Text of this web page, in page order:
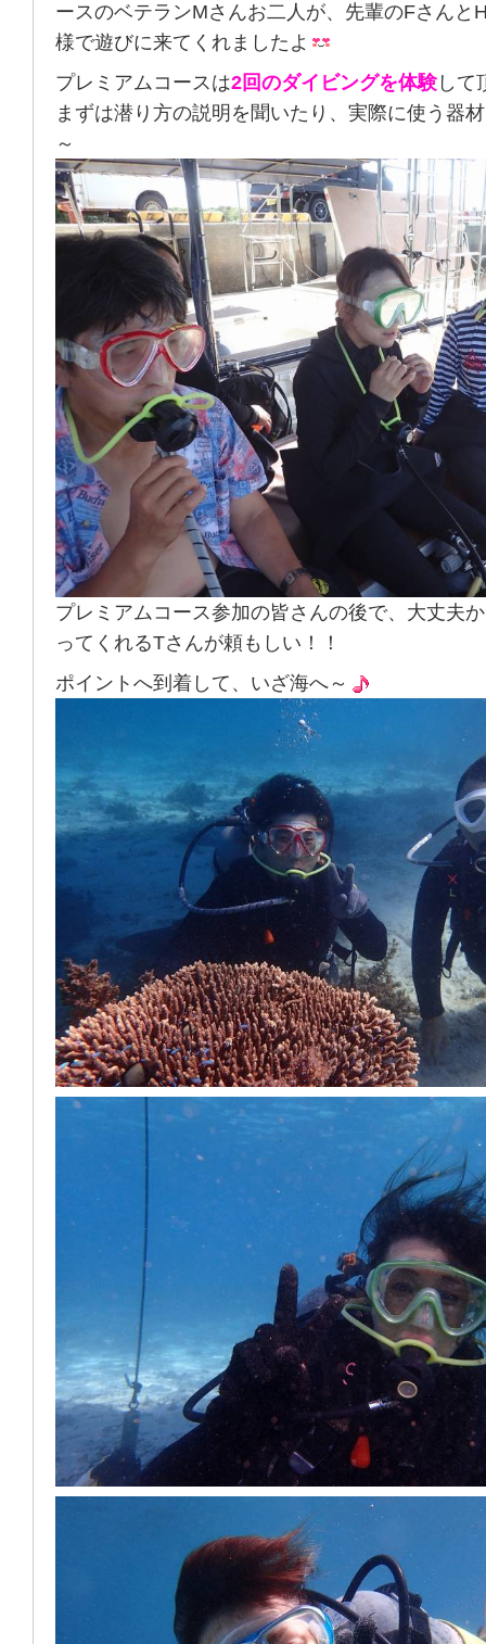
ースのベテランMさんお二人が、先輩のFさんと
様で遊びに来てくれましたよ
プレミアムコースは2回のダイビングを体験 して
まずは潜り方の説明を聞いたり、実際に使う器
～
プレミアムコース参加の皆さんの後で、大丈夫
ってくれるTさんが頼もしい！！
ポイントへ到着して、いざ海へ～